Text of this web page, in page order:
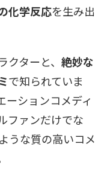
化学反応を生み出
ターと、 絶妙な
で知られていま
ーションコメディ
ファンだけでな
ような質の高いコメ